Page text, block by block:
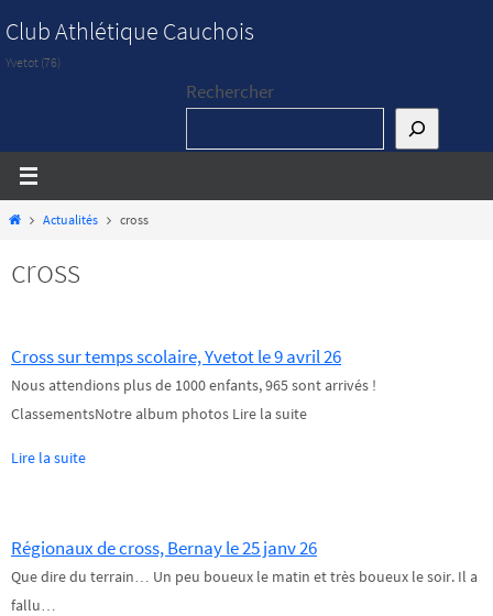
vers
le
Club Athlétique Cauchois
Yvetot (76)
Rechercher
HomeActualités cross
cross
Cross sur temps scolaire, Yvetot le 9 avril 26
Nous attendions plus de 1000 enfants, 965 sont arrivés !
ClassementsNotre album photos Lire la suite
Lire la suite
Régionaux de cross, Bernay le 25 janv 26
Que dire du terrain… Un peu boueux le matin et très boueux le soir. Il a
fallu…